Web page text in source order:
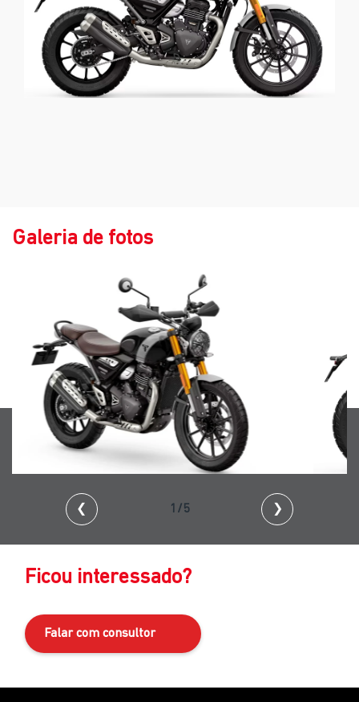
Galeria de fotos
❮ 2/5 ❯
Ficou interessado?
Falar com consultor